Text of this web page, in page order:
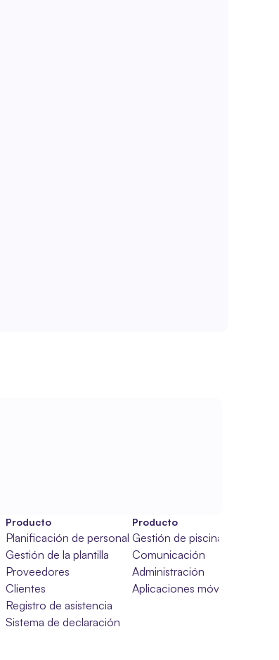
Producto
Planificación de personal
Gestión de la plantilla
Proveedores
Clientes
Registro de asistencia
Sistema de declaración
Comunicación
Administración
Aplicaciones móviles
Gestión de piscinas
Producto